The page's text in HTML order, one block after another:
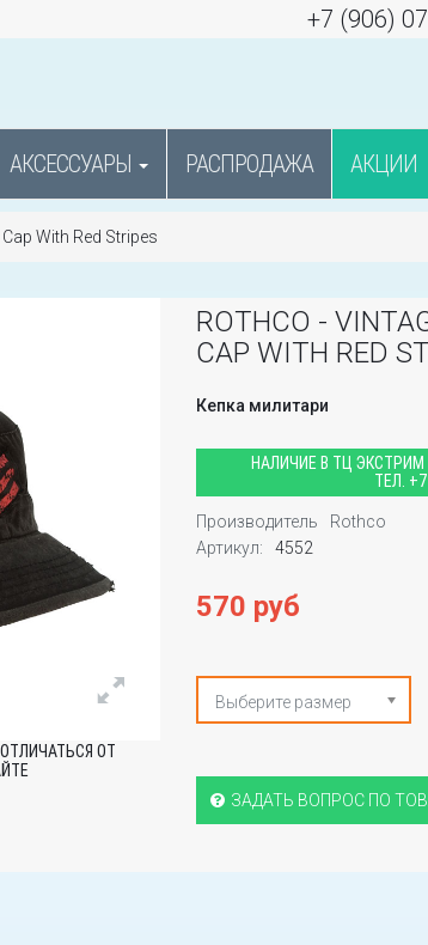
+7 (906)
АКСЕССУАРЫ РАСПРОДАЖА АКЦИИ
With Red Stripes
ОТ
ROTHCO -
CAP WITH RED
Кепка милитари
НАЛИЧИЕ В ТЦ
ТЕЛ.
Производитель
Rothco
Артикул:
4552
570 руб
Выберите размер
ЗАДАТЬ ВОПРОС ПО